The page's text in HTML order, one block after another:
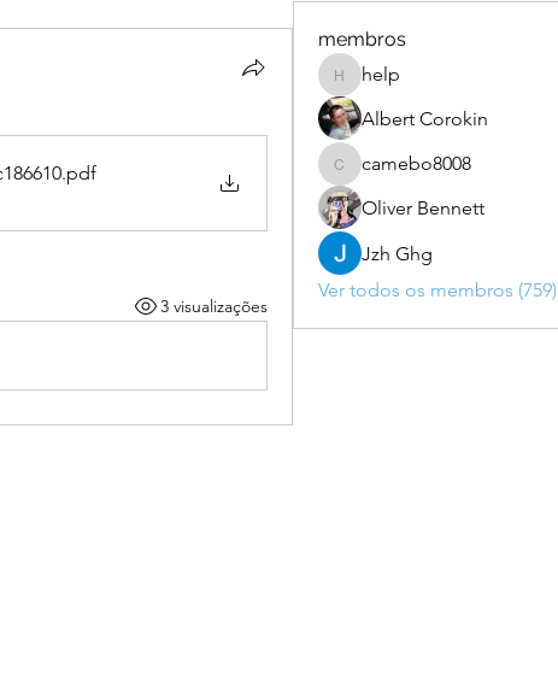
.pdf
3 visualizações
membros
help
help
Albert Corokin
camebo8008
camebo8008
Oliver Bennett
Jzh Ghg
Ver todos os membros (759)